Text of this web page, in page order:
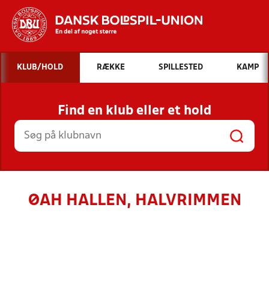
Hvad vil du søge efter?
INDHOLD OG NYHEDER
STILLINGER, RESULTATER, KLUBBER OG
HOLD
KLUB/HOLD RÆKKE SPILLESTED KAMP
Find en klub eller et hold
ØAH HALLEN, HALVRIMMEN